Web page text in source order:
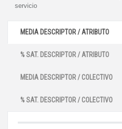
servicio
MEDIA DESCRIPTOR / ATRIBUTO
% SAT. DESCRIPTOR / ATRIBUTO
MEDIA DESCRIPTOR / COLECTIVO
% SAT. DESCRIPTOR / COLECTIVO